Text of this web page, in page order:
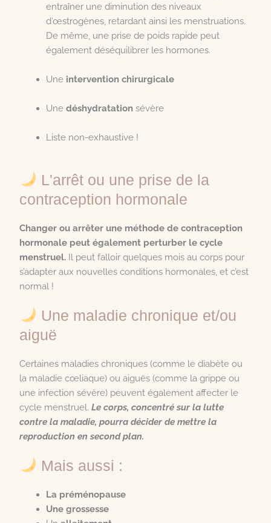
entraîner une diminution des niveaux
d’œstrogènes, retardant ainsi les menstruations.
De même, une prise de poids rapide peut
également déséquilibrer les hormones.
Une intervention chirurgicale
Unedéshydratation sévère
Liste non-exhaustive !
L'arrêt ou une prise de la
contraception hormonale
Changer ou arrêter une méthode de contraception
hormonale peut également perturber le cycle
menstruel. Il peut falloir quelques mois au corps pour
s’adapter aux nouvelles conditions hormonales, et c’est
normal !
Une maladie chronique et/ou
aiguë
Certaines maladies chroniques (comme le diabète ou
la maladie cœliaque) ou aiguës (comme la grippe ou
une infection sévère) peuvent également affecter le
cycle menstruel. Le corps, concentré sur la lutte
contre la maladie, pourra décider de mettre la
reproduction en second plan.
Mais aussi :
La préménopause
Une grossesse